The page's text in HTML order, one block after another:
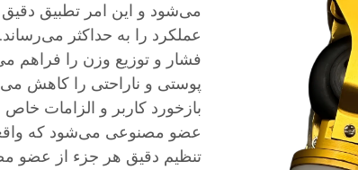
می‌شود و این امر تطبیق دقیق
عملکرد را به حداکثر
فشار و توزیع وزن را فراهم
پوستی و ناراحتی را کاهش
بازخورد کاربر و الزامات
عضو مصنوعی می‌شود که
تنظیم دقیق هر جزء از عضو